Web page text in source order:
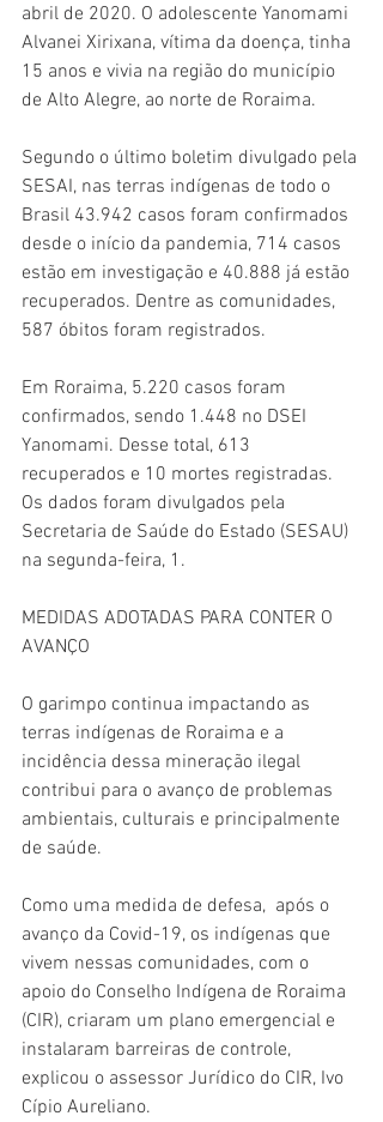
abril de 2020. O adolescente Yanomami
Alvanei Xirixana, vítima da doença, tinha
15 anos e vivia na região do município
de Alto Alegre, ao norte de Roraima.
Segundo o último boletim divulgado pela
SESAI, nas terras indígenas de todo o
Brasil 43.942 casos foram confirmados
desde o início da pandemia, 714 casos
estão em investigação e 40.888 já estão
recuperados. Dentre as comunidades,
587 óbitos foram registrados.
Em Roraima, 5.220 casos foram
confirmados, sendo 1.448 no DSEI
Yanomami. Desse total, 613
recuperados e 10 mortes registradas.
Os dados foram divulgados pela
Secretaria de Saúde do Estado (SESAU)
na segunda-feira, 1.
MEDIDAS ADOTADAS PARA CONTER O
AVANÇO
O garimpo continua impactando as
terras indígenas de Roraima e a
incidência dessa mineração ilegal
contribui para o avanço de problemas
ambientais, culturais e principalmente
de saúde.
Como uma medida de defesa,  após o
avanço da Covid-19, os indígenas que
vivem nessas comunidades, com o
apoio do Conselho Indígena de Roraima
(CIR), criaram um plano emergencial e
instalaram barreiras de controle,
explicou o assessor Jurídico do CIR, Ivo
Cípio Aureliano.